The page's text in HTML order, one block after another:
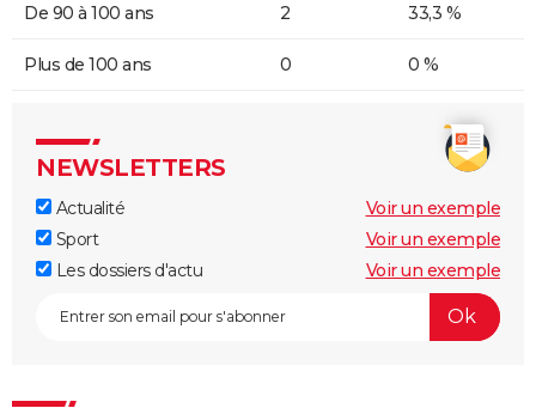
De 90 à 100 ans 2 33,3 %
Plus de 100 ans 0 0 %
NEWSLETTERS
Actualité
Voir un exemple
Sport
Voir un exemple
Les dossiers d'actu
Voir un exemple